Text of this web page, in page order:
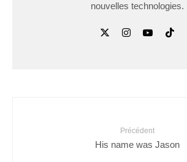
nouvelles technologies.
Précédent
His name was Jason